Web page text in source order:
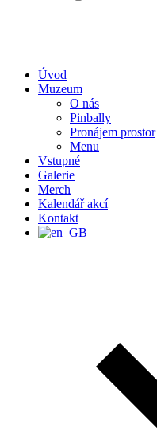
Úvod
Muzeum
O nás
Pinbally
Pronájem prostor
Menu
Vstupné
Galerie
Merch
Kalendář akcí
Kontakt